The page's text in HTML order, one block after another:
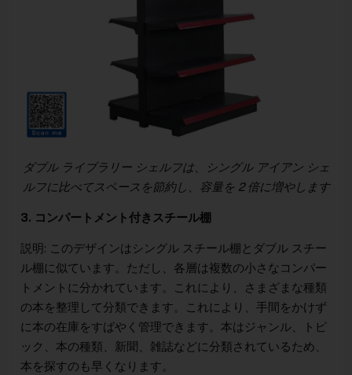
ダブル ライブラリー シェルフは、シングル アイアン シェ
ルフに比べてスペースを節約し、容量を 2 倍に増やします​
3. コンパートメント付きスチール棚
説明: このデザインはシングル スチール棚とダブル スチー
ル棚に似ています。ただし、各層は複数の小さなコンパー
トメントに分かれています。これにより、さまざまな種類
の本を整理して分類できます。これにより、手間をかけず
に本の在庫をすばやく管理できます。本はジャンル、トピ
ック、本の種類、新聞、雑誌などに分類されているため、
本を探すのも早くなります。